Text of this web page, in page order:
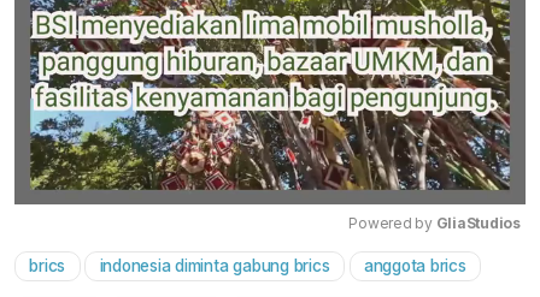
Mute
Powered by GliaStudios
brics indonesia diminta gabung brics anggota brics